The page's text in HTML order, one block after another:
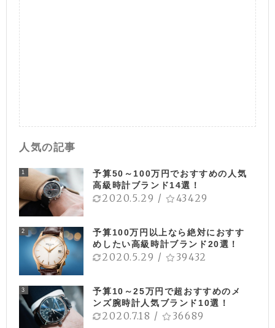
人気の記事
1
予算50～100万円でおすすめの人気
高級時計ブランド14選！
2020.5.29 / 43429
2
予算100万円以上なら絶対におすす
めしたい高級時計ブランド20選！
2020.5.29 / 39432
3
予算10～25万円で超おすすめのメ
ンズ腕時計人気ブランド10選！
2020.7.18 / 36689